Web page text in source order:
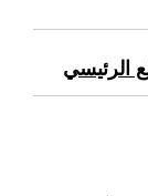
الرئيسي